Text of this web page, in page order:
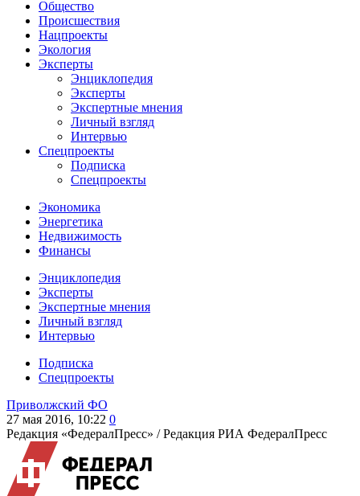
Общество
Происшествия
Нацпроекты
Экология
Эксперты
Энциклопедия
Эксперты
Экспертные мнения
Личный взгляд
Интервью
Спецпроекты
Подписка
Спецпроекты
Экономика
Энергетика
Недвижимость
Финансы
Энциклопедия
Эксперты
Экспертные мнения
Личный взгляд
Интервью
Подписка
Спецпроекты
Приволжский ФО
27 мая 2016, 10:22 0
Редакция «ФедералПресс» /Редакция РИА ФедералПресс